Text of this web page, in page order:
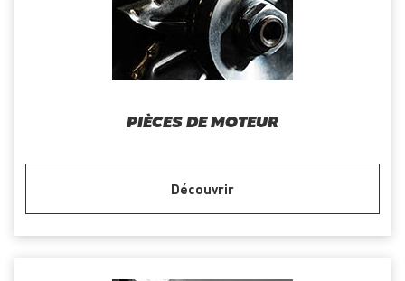
PIÈCES DE MOTEUR
Découvrir